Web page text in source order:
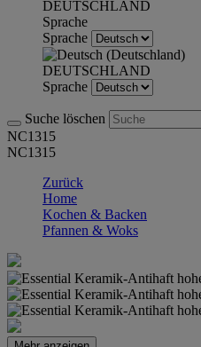
DEUTSCHLAND
Sprache
Sprache
DEUTSCHLAND
Sprache
Suche löschen
NC1315
NC1315
Zurück
Home
Kochen & Backen
Pfannen & Woks